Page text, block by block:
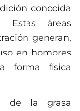
conocida
Estas áreas
generan,
en hombres
forma física
de la grasa